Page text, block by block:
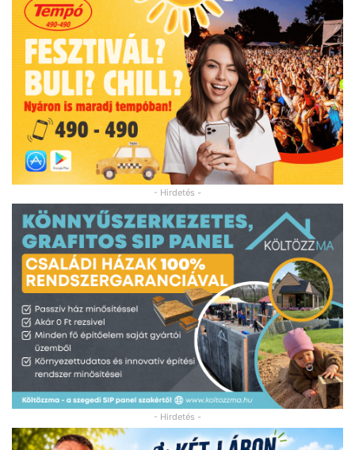
- Hirdetés -
- Hirdetés -